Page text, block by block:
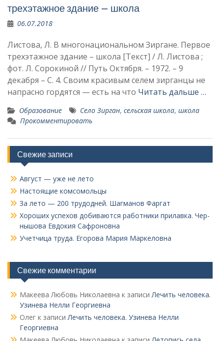
трехэтажное здание – школа
06.07.2018
Листова, Л. В многонациональном Зиргане. Первое
трехэтажное здание – школа [Текст] / Л. Листова ;
фот. Л. Сорокиной // Путь Октября. – 1972. – 9
декабря – С. 4. Своим красивым селем зирганцы не
напрасно гордятся — есть на что Читать дальше …
Образование Село Зирган, сельская школа, школа
Прокомментировать
Свежие записи
Август — уже не лето
Настоящие комсомольцы
За лето — 200 трудодней. Шагманов Фаргат
Хороших успехов добиваются работники прилавка. Чер­
нышова Евдокия Сафроновна
Учетчица труда. Его­рова Мария Маркеловна
Свежие комментарии
Макеева Любовь Николаевна к записиЛечить человека.
Узинева Нелли Георгиевна
Олег к записиЛечить человека. Узинева Нелли
Георгиевна